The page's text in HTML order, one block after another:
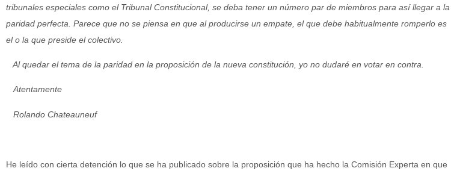
tribunales especiales como el Tribunal Constitucional, se deba tener un número par de miembros para así llegar a la
paridad perfecta. Parece que no se piensa en que al producirse un empate, el que debe habitualmente romperlo es
el o la que preside el colectivo.
Al quedar el tema de la paridad en la proposición de la nueva constitución, yo no dudaré en votar en contra.
Atentamente
Rolando Chateauneuf
He leído con cierta detención lo que se ha publicado sobre la proposición que ha hecho la Comisión Experta en que